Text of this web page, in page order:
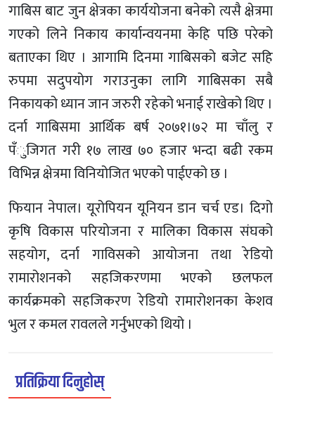
गाबिस बाट जुन क्षेत्रका कार्ययोजना बनेको त्यसै क्षेत्रमा
गएको लिने निकाय कार्यान्वयनमा केहि पछि परेको
बताएका थिए । आगामि दिनमा गाबिसको बजेट सहि
रुपमा सदुपयोग गराउनुका लागि गाबिसका सबै
निकायको ध्यान जान जरुरी रहेको भनाई राखेको थिए ।
दर्ना गाबिसमा आर्थिक बर्ष २०७१।७२ मा चाँलु र
पँुजिगत गरी १७ लाख ७० हजार भन्दा बढी रकम
विभिन्न क्षेत्रमा विनियोजित भएको पाईएको छ ।
फियान नेपाल। यूरोपियन यूनियन डान चर्च एड। दिगो
कृषि विकास परियोजना र मालिका विकास संघको
सहयोग, दर्ना गाविसको आयोजना तथा रेडियो
रामारोशनको सहजिकरणमा भएको छलफल
कार्यक्रमको सहजिकरण रेडियो रामारोशनका केशव
भुल र कमल रावलले गर्नुभएको थियो ।
प्रतिक्रिया दिनुहोस्